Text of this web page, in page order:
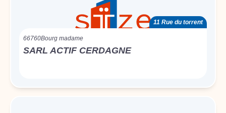
11 Rue du torrent
66760Bourg madame
SARL ACTIF CERDAGNE